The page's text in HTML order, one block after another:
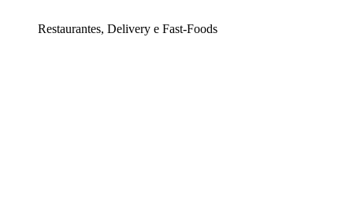
Restaurantes, Delivery e Fast-Foods